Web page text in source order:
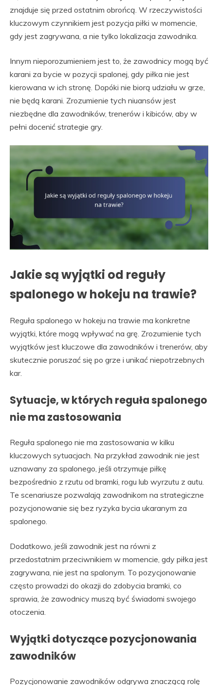
znajduje się przed ostatnim obrońcą. W rzeczywistości
kluczowym czynnikiem jest pozycja piłki w momencie,
gdy jest zagrywana, a nie tylko lokalizacja zawodnika.
Innym nieporozumieniem jest to, że zawodnicy mogą być
karani za bycie w pozycji spalonej, gdy piłka nie jest
kierowana w ich stronę. Dopóki nie biorą udziału w grze,
nie będą karani. Zrozumienie tych niuansów jest
niezbędne dla zawodników, trenerów i kibiców, aby w
pełni docenić strategie gry.
Jakie są wyjątki od reguły
spalonego w hokeju na trawie?
Reguła spalonego w hokeju na trawie ma konkretne
wyjątki, które mogą wpływać na grę. Zrozumienie tych
wyjątków jest kluczowe dla zawodników i trenerów, aby
skutecznie poruszać się po grze i unikać niepotrzebnych
kar.
Sytuacje, w których reguła spalonego
nie ma zastosowania
Reguła spalonego nie ma zastosowania w kilku
kluczowych sytuacjach. Na przykład zawodnik nie jest
uznawany za spalonego, jeśli otrzymuje piłkę
bezpośrednio z rzutu od bramki, rogu lub wyrzutu z autu.
Te scenariusze pozwalają zawodnikom na strategiczne
pozycjonowanie się bez ryzyka bycia ukaranym za
spalonego.
Dodatkowo, jeśli zawodnik jest na równi z
przedostatnim przeciwnikiem w momencie, gdy piłka jest
zagrywana, nie jest na spalonym. To pozycjonowanie
często prowadzi do okazji do zdobycia bramki, co
sprawia, że zawodnicy muszą być świadomi swojego
otoczenia.
Wyjątki dotyczące pozycjonowania
zawodników
Pozycjonowanie zawodników odgrywa znaczącą rolę